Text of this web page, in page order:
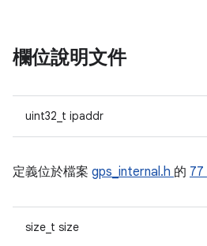
欄位說明文件
uint32_t ipaddr
定義位於檔案 gps_internal.h 的 77
size_t size